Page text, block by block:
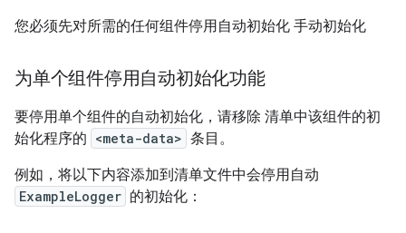
您必须先对所需的任何组件停用自动初始化 手动初始化
为单个组件停用自动初始化功能
要停用单个组件的自动初始化，请移除 清单中该组件的初
始化程序的 <meta-data> 条目。
例如，将以下内容添加到清单文件中会停用自动
ExampleLogger 的初始化：